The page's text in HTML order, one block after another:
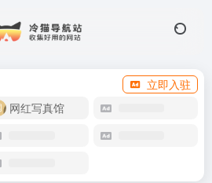
立即入驻
网红写真馆